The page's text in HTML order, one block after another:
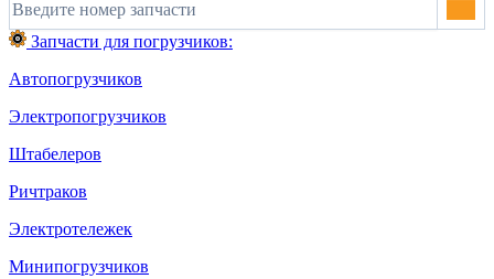
Запчасти для погрузчиков:
Автопогрузчиков
Электропогрузчиков
Штабелеров
Ричтраков
Электротележек
Минипогрузчиков